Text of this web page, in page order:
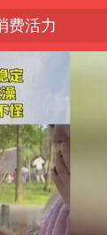
费活力
稀土
元